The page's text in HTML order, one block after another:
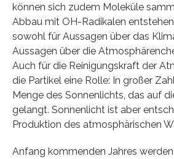
können sich zudem Moleküle
Abbau mit OH-Radikalen
sowohl für Aussagen über das
Aussagen über die
Auch für die Reinigungskraft der
die Partikel eine Rolle: In großer
Menge des Sonnenlichts, das auf
gelangt. Sonnenlicht ist aber
Produktion des atmosphärischen
Anfang kommenden Jahres